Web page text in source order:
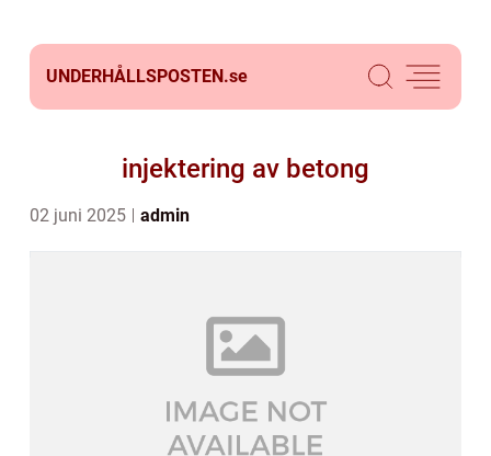
UNDERHÅLLSPOSTEN.se
injektering av betong
02 juni 2025 admin